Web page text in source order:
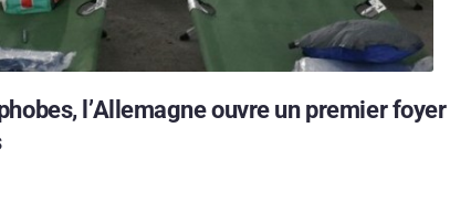
l’Allemagne ouvre un premier foyer